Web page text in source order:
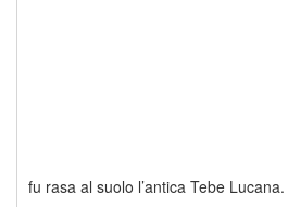
fu rasa al suolo l’antica Tebe Lucana.